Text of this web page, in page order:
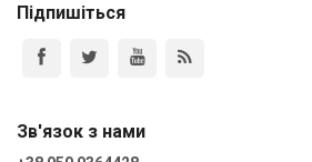
Підпишіться
Зв'язок з нами